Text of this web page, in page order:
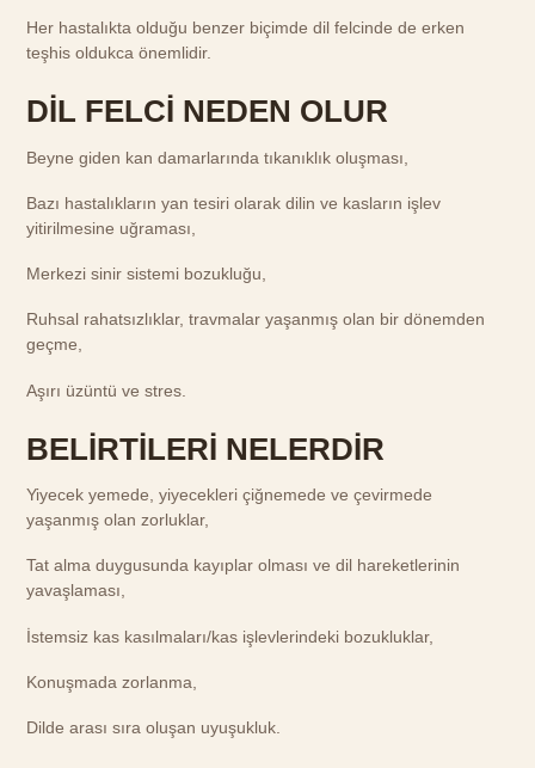
Her hastalıkta olduğu benzer biçimde dil felcinde de erken
teşhis oldukca önemlidir.
DİL FELCİ NEDEN OLUR
Beyne giden kan damarlarında tıkanıklık oluşması,
Bazı hastalıkların yan tesiri olarak dilin ve kasların işlev
yitirilmesine uğraması,
Merkezi sinir sistemi bozukluğu,
Ruhsal rahatsızlıklar, travmalar yaşanmış olan bir dönemden
geçme,
Aşırı üzüntü ve stres.
BELİRTİLERİ NELERDİR
Yiyecek yemede, yiyecekleri çiğnemede ve çevirmede
yaşanmış olan zorluklar,
Tat alma duygusunda kayıplar olması ve dil hareketlerinin
yavaşlaması,
İstemsiz kas kasılmaları/kas işlevlerindeki bozukluklar,
Konuşmada zorlanma,
Dilde arası sıra oluşan uyuşukluk.